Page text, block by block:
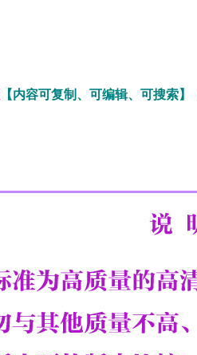
【内容可复制、可编辑、可搜索】